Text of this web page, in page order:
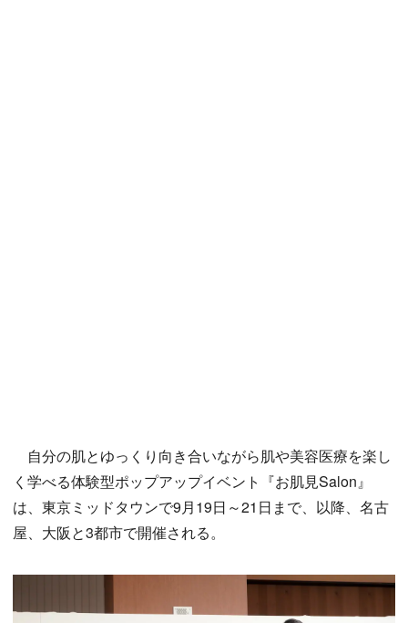
自分の肌とゆっくり向き合いながら肌や美容医療を楽し
く学べる体験型ポップアップイベント『お肌見Salon』
は、東京ミッドタウンで9月19日～21日まで、以降、名古
屋、大阪と3都市で開催される。